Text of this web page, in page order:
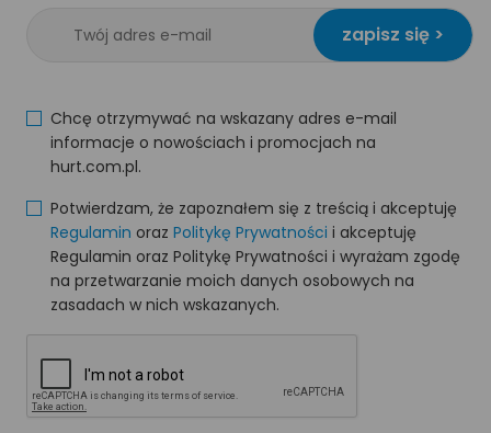
zapisz się >
Chcę otrzymywać na wskazany adres e-mail
informacje o nowościach i promocjach na
hurt.com.pl.
Potwierdzam, że zapoznałem się z treścią i akceptuję
Regulamin oraz Politykę Prywatności i akceptuję
Regulamin oraz Politykę Prywatności i wyrażam zgodę
na przetwarzanie moich danych osobowych na
zasadach w nich wskazanych.